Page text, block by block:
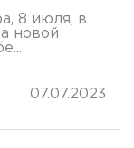
8 июля, в
новой
07.07.2023